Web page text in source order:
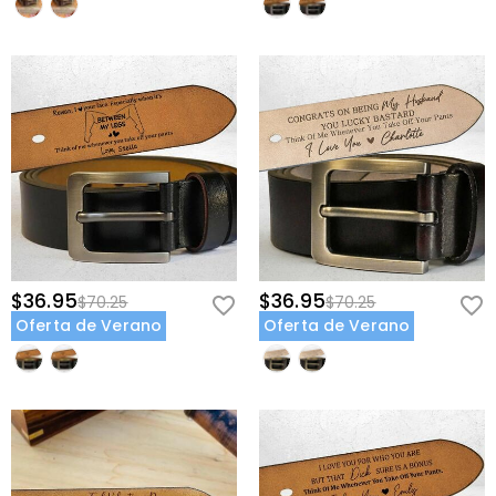
Dale el regalo que lo apoya tanto como él te apoya a ti—
$36.95$70.25
Oferta de Verano
$36.95$70.25
Oferta de Verano